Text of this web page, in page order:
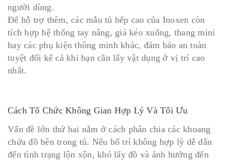
người dùng.
Để hỗ trợ thêm, các mẫu tủ bếp cao của Inoxen còn
tích hợp hệ thống tay nâng, giá kéo xuống, thang mini
hay các phụ kiện thông minh khác, đảm bảo an toàn
tuyệt đối kể cả khi bạn cần lấy vật dụng ở vị trí cao
nhất.
Cách Tổ Chức Không Gian Hợp Lý Và Tối Ưu
Vấn đề lớn thứ hai nằm ở cách phân chia các khoang
chứa đồ bên trong tủ. Nếu bố trí không hợp lý dễ dẫn
đến tình trạng lộn xộn, khó lấy đồ và ảnh hưởng đến